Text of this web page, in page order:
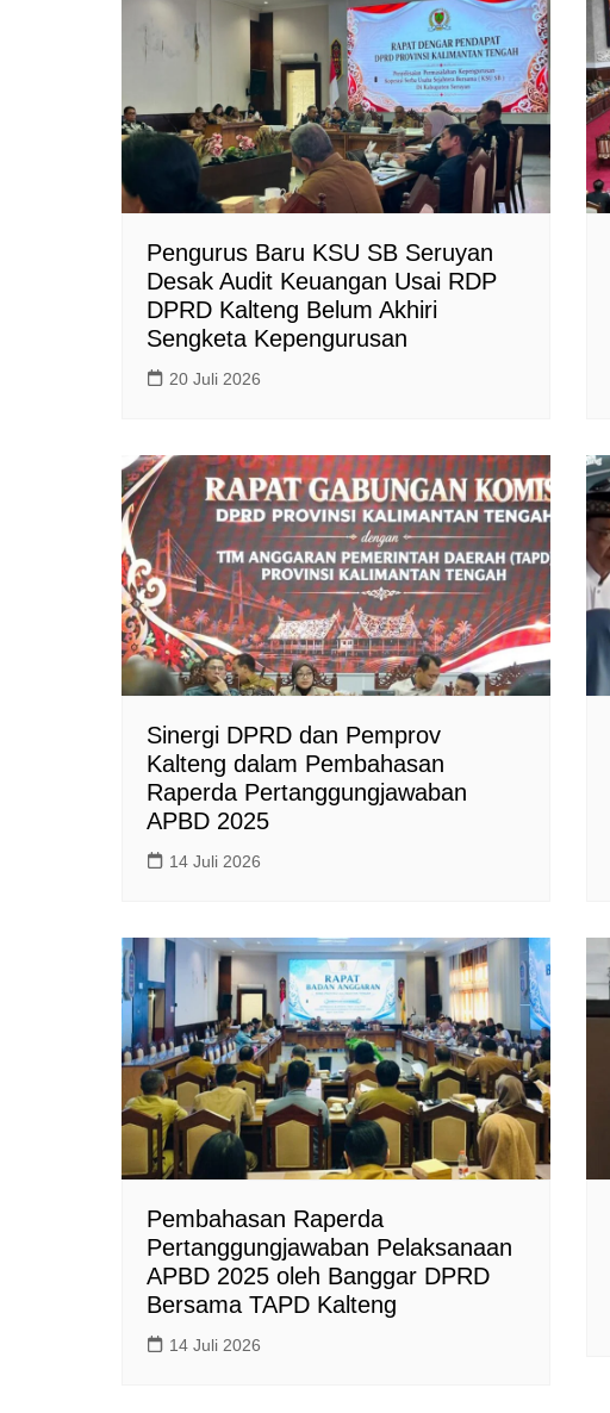
k
Pengurus Baru KSU SB Seruyan
Desak Audit Keuangan Usai RDP
DPRD Kalteng Belum Akhiri
Sengketa Kepengurusan
20 Juli 2026
Sinergi DPRD dan Pemprov
Kalteng dalam Pembahasan
Raperda Pertanggungjawaban
APBD 2025
14 Juli 2026
Pembahasan Raperda
Pertanggungjawaban Pelaksanaan
APBD 2025 oleh Banggar DPRD
Bersama TAPD Kalteng
14 Juli 2026